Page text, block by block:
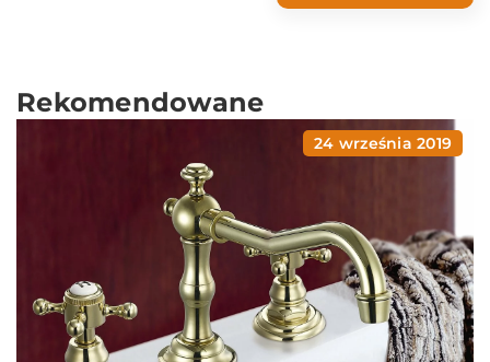
Rekomendowane
24 września 2019